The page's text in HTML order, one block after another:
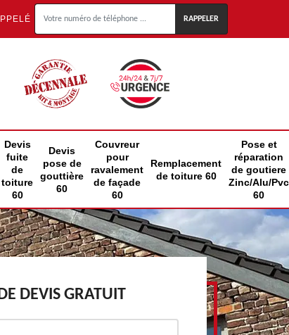
Devis
fuite
de
toiture
60
Devis
pose de
gouttière
60
Couvreur
pour
ravalement
de façade
60
Remplacement
de toiture 60
Pose et
réparation
de goutiere
Zinc/Alu/Pvc
60
DEVIS GRATUIT